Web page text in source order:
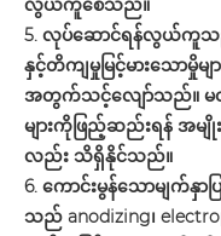
လွယ်ကူစေသည်။
5. လုပ်ဆောင်ရန်လွယ်ကူသ
နှင့်တိကျမှုမြင့်မားသောမှို
အတွက်သင့်လျော်သည်။ မ
များကိုဖြည့်ဆည်းရန် အမျို
လည်း သိရှိနိုင်သည်။
6. ကောင်းမွန်သောမျက်နှ
သည် anodizing၊